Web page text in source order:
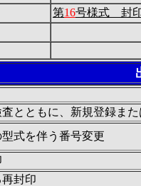
第16号様式 封
ともに、新規登録また
式を伴う番号変更
封印